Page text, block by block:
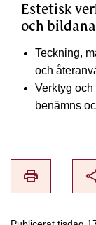
Estetisk
och
Teckning,
och
Verktyg
benämns
print